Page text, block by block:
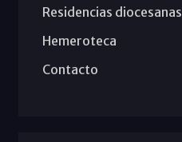
Residencias diocesanas
Hemeroteca
Contacto